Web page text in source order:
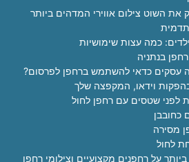
תדמית
כמה עצות שימושיות
עסקים כדאי להשתמש ברחפן לפרסום?
בהפקות וידאו, המקפצה שלך
לפני שטסים עם רחפן לחול
כחובבן
מסירה
לחול